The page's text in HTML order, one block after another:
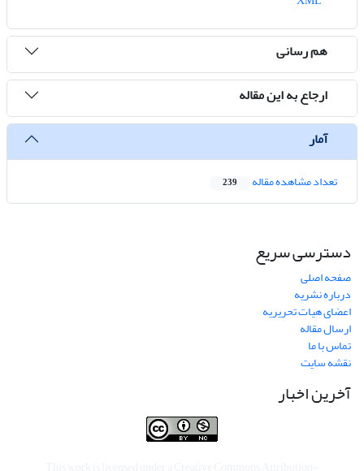
هم رسانی
ارجاع به این مقاله
آمار
تعداد مشاهده مقاله 239
دسترسی سریع
صفحه اصلی
درباره نشریه
اعضای هیات تحریریه
ارسال مقاله
تماس با ما
نقشه سایت
آخرین اخبار